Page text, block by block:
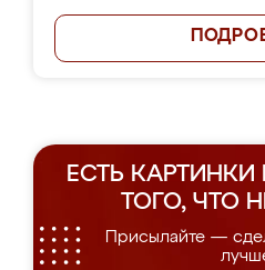
ЕСТЬ
ТОГО, ЧТО
Присылайте —